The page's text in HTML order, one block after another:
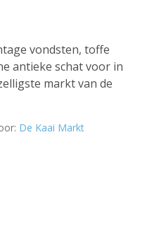
vondsten, toffe
antieke schat voor in
markt van de
De Kaai Markt